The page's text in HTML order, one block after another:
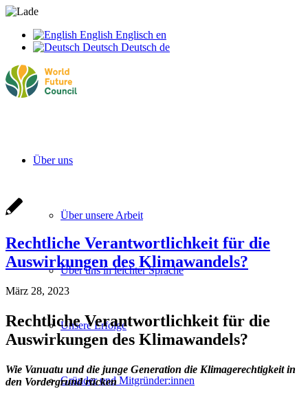
English Englisch en
Deutsch Deutsch de
Über uns
Über unsere Arbeit
Über uns in leichter Sprache
Unsere Erfolge
Gründer und Mitgründer:innen
Rechtliche Verantwortlichkeit für die
Auswirkungen des Klimawandels?
März 28, 2023
Rechtliche Verantwortlichkeit für die
Auswirkungen des Klimawandels?
Wie Vanuatu und die junge Generation die Klimagerechtigkeit in
den Vordergrund rücken